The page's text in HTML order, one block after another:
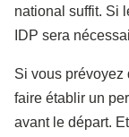
national suffit. Si
IDP sera
Si vous prévoyez
faire établir un
avant le départ.